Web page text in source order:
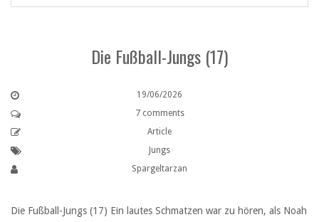
Die Fußball-Jungs (17)
19/06/2026
7 comments
Article
Jungs
Spargeltarzan
Die Fußball-Jungs (17) Ein lautes Schmatzen war zu hören, als Noah